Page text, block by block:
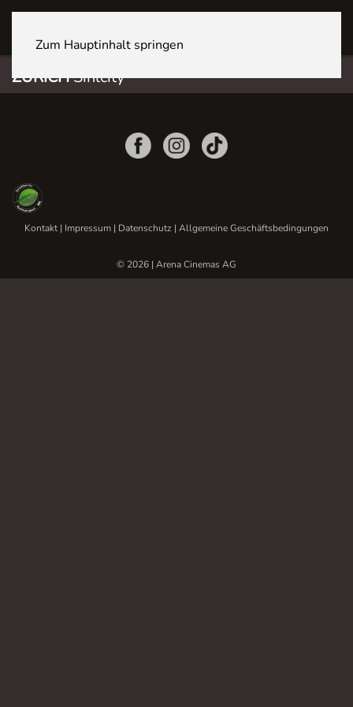
Zum Hauptinhalt springen
ZÜRICHSihlcity
Kontakt| Impressum | Datenschutz | Allgemeine Geschäftsbedingungen
© 2026 | Arena Cinemas AG